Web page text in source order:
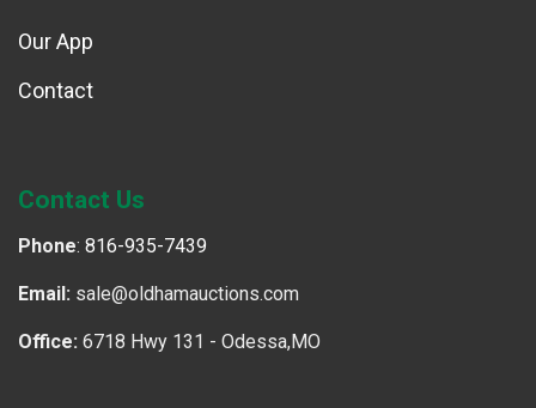
Our App
Contact
Contact Us
Phone: 816-935-7439
Email: sale@oldhamauctions.com
Office: 6718 Hwy 131 - Odessa,MO